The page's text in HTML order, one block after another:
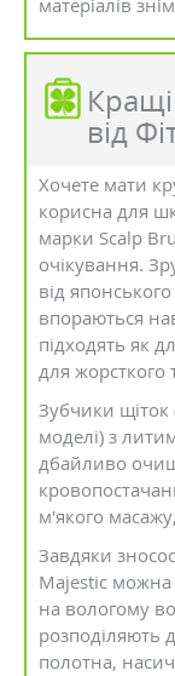
матеріалів
від
Хочете мати
корисна для
марки Scalp
очікування.
від
впораються
підходять як
для жорсткого
Зубчики щіток
моделі) з
дбайливо
м'якого
Завдяки
Majestic можна
на вологому
розподіляють
полотна,